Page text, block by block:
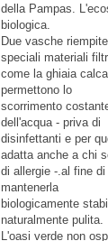
della Pampas.
biologica.
Due vasche
speciali materiali
come la ghiaia
permettono lo
scorrimento
dell'acqua - priva di
disinfettanti e per
adatta anche a chi
di allergie -.al fine di
mantenerla
biologicamente
naturalmente pulita.
L'oasi verde non